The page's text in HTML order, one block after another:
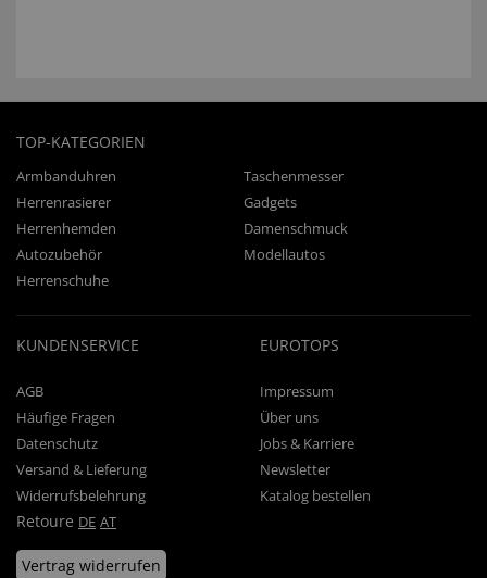
TOP-KATEGORIEN
Armbanduhren
Taschenmesser
Herrenrasierer
Gadgets
Herrenhemden
Damenschmuck
Autozubehör
Modellautos
Herrenschuhe
KUNDENSERVICE
AGB
Häufige Fragen
Datenschutz
Versand & Lieferung
Widerrufsbelehrung
Retoure DE AT
Vertrag widerrufen
EUROTOPS
Impressum
Über uns
Jobs & Karriere
Newsletter
Katalog bestellen